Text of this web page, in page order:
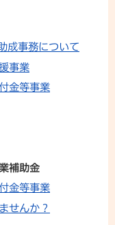
成事務について
事業
金等事業
補助金
金等事業
せんか？